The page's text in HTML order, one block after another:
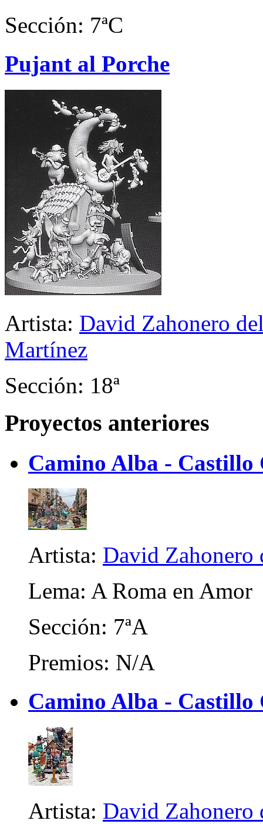
Sección: 7ªC
Pujant al Porche
Artista: David Zahonero
Martínez
Sección: 18ª
Proyectos anteriores
Camino Alba - Castillo
Artista: David Zahonero
Lema: A Roma en Amor
Sección: 7ªA
Premios: N/A
Camino Alba -
Artista: David Zahonero